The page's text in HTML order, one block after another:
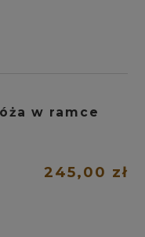
w ramce
245,00 zł